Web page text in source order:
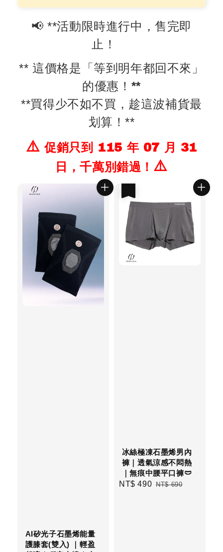
📢 **活動限時進行中，售完即
止！
** 這價格是「等到明年都回不來」
的優惠 ！ **
**買得少不如不買，趁這波補貨最
划算！**
⚠️ 促銷只到 115 年 07 月 31
日，千萬別錯過！ ⚠️
AI矽光子石墨烯能量
護膝套(雙入) ｜輕盈
冰絲極凍石墨烯男內
褲｜透氣涼感不悶熱
｜無痕中腰平口褲🩲
Sale
NT$ 490 Regular
NT$ 690